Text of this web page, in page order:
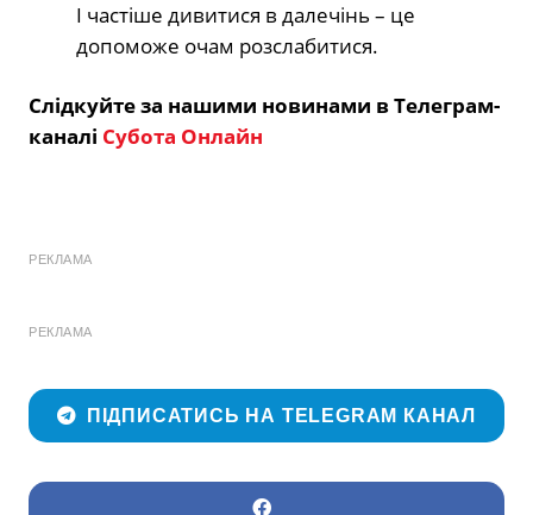
І частіше дивитися в далечінь – це
допоможе очам розслабитися.
Слідкуйте за нашими новинами в Телеграм-
каналі Субота Онлайн
РЕКЛАМА
РЕКЛАМА
ПІДПИСАТИСЬ НА TELEGRAM КАНАЛ